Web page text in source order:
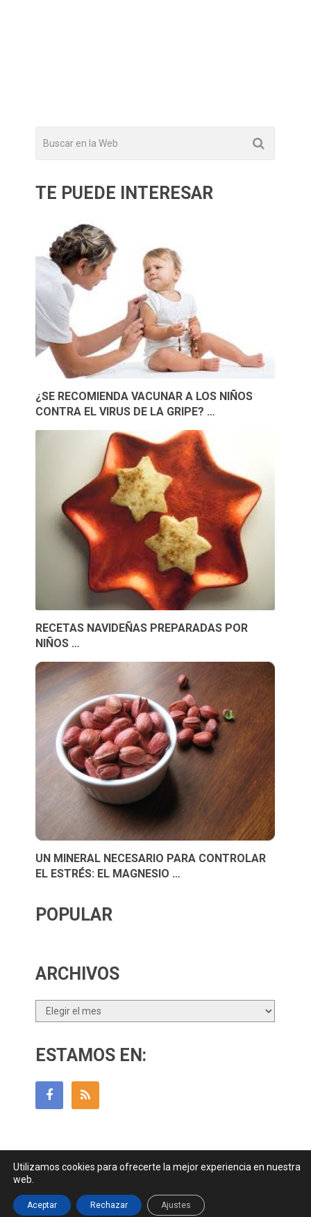
TE PUEDE INTERESAR
¿SE RECOMIENDA VACUNAR A LOS NIÑOS
CONTRA EL VIRUS DE LA GRIPE? …
RECETAS NAVIDEÑAS PREPARADAS POR
NIÑOS …
UN MINERAL NECESARIO PARA CONTROLAR
EL ESTRÉS: EL MAGNESIO …
POPULAR
ARCHIVOS
Archivos
ESTAMOS EN:
Contactar|| Datos Legales y Privacidady
Utilizamos cookies para ofrecerte la mejor experiencia en nuestra
web.
Aceptar Rechazar Ajustes